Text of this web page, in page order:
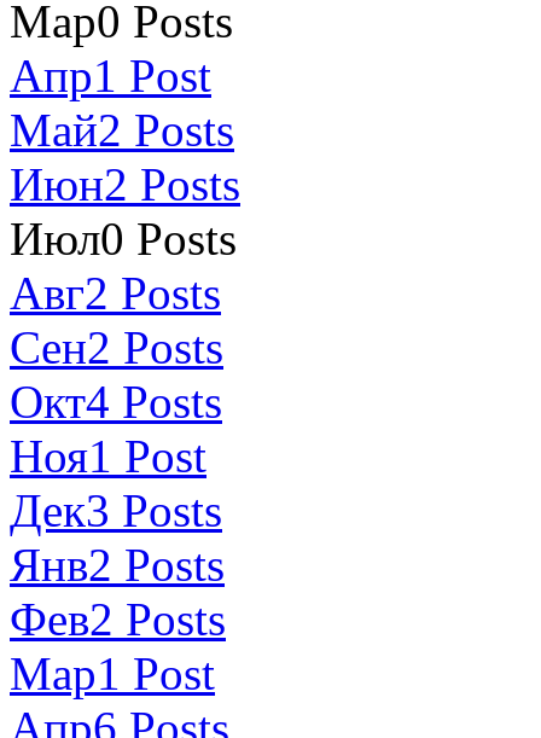
Мар0 Posts
Апр1 Post
Май2 Posts
Июн2 Posts
Июл0 Posts
Авг2 Posts
Сен2 Posts
Окт4 Posts
Ноя1 Post
Дек3 Posts
Янв2 Posts
Фев2 Posts
Мар1 Post
Апр6 Posts